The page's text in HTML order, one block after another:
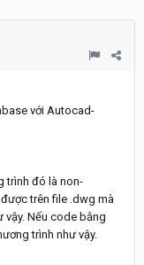
với Autocad-
trình đó là non-
trên file .dwg mà
vậy. Nếu code bằng
trình như vậy.